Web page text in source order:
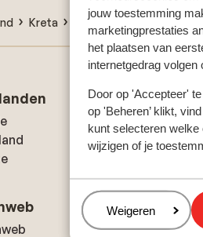
jouw toestemming
marketingprestaties
het plaatsen van
internetgedrag
Door op 'Accepteer'
op 'Beheren’ klikt,
kunt selecteren
wijzigen of je
Beheren
Weigeren
Kreta Agios Nikolaos Lazar